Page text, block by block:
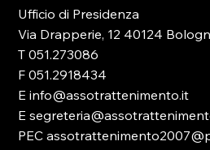
Ufficio di Presidenza
Via Drapperie, 12 40124
T 051.273086
F 051.2918434
E info@assotrattenimento.it
E
PEC